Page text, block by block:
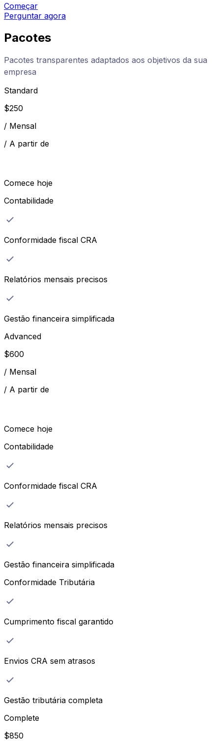
Começar
Perguntar agora
Pacotes
Pacotes transparentes adaptados aos objetivos da sua
empresa
Standard
$250
/ Mensal
/ A partir de
Comece hoje
Contabilidade
Conformidade fiscal CRA
Relatórios mensais precisos
Gestão financeira simplificada
Advanced
$600
/ Mensal
/ A partir de
Comece hoje
Contabilidade
Conformidade fiscal CRA
Relatórios mensais precisos
Gestão financeira simplificada
Conformidade Tributária
Cumprimento fiscal garantido
Envios CRA sem atrasos
Gestão tributária completa
Complete
$850